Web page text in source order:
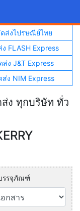
ส่งไปรษณีย์ไทย
FLASH Express
ส่ง J&T Express
ส่ง NIM Express
ส่ง ทุกบริษัท ทั่ว
รรจุภัณฑ์